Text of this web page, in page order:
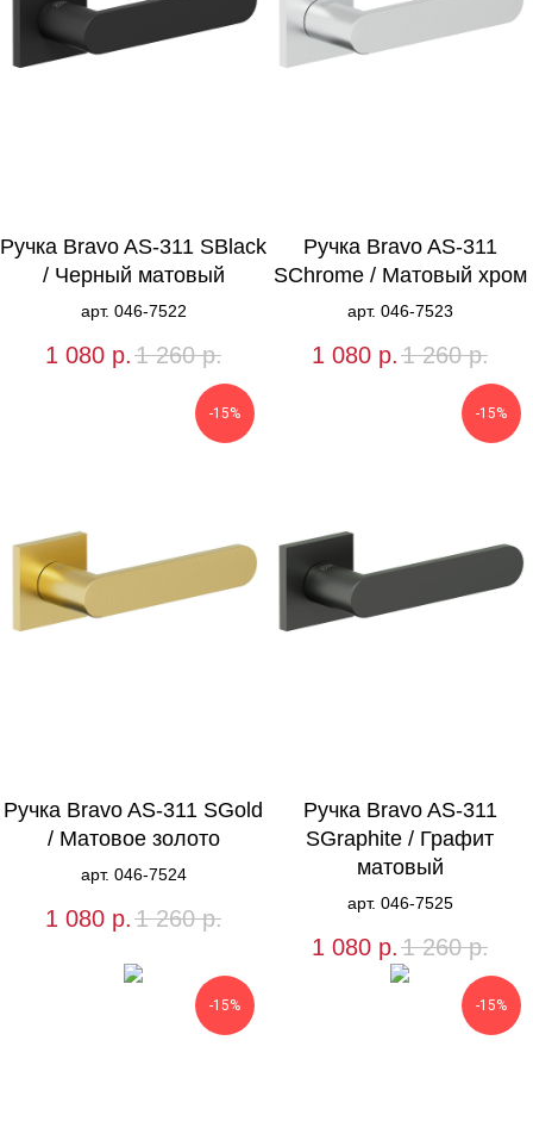
Ручка Bravo AS-311 SBlack
/ Черный матовый
арт. 046-7522
1 080 р. 1 260 р.
Ручка Bravo AS-311
SChrome / Матовый хром
арт. 046-7523
1 080 р. 1 260 р.
-15%
Ручка Bravo AS-311 SGold
/ Матовое золото
арт. 046-7524
1 080 р. 1 260 р.
-15%
Ручка Bravo AS-311
SGraphite / Графит
матовый
арт. 046-7525
1 080 р. 1 260 р.
-15% -15%